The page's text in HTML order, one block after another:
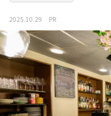
2025.10.29 PR